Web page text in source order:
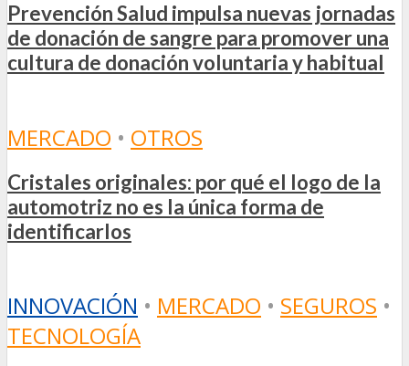
Prevención Salud impulsa nuevas jornadas
de donación de sangre para promover una
cultura de donación voluntaria y habitual
MERCADO • OTROS
Cristales originales: por qué el logo de la
automotriz no es la única forma de
identificarlos
INNOVACIÓN • MERCADO • SEGUROS •
TECNOLOGÍA